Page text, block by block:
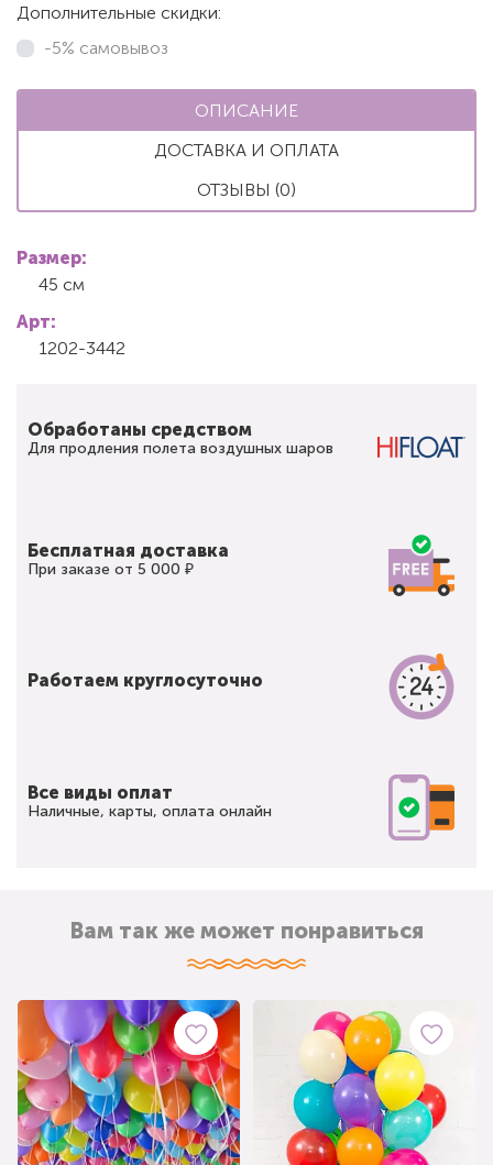
Дополнительные скидки:
-5% самовывоз
ОПИСАНИЕ
ДОСТАВКА И ОПЛАТА
ОТЗЫВЫ (0)
Размер:
45 см
Арт:
1202-3442
Обработаны средством
Для продления полета воздушных шаров
Бесплатная доставка
При заказе от 5 000 ₽
Работаем круглосуточно
Все виды оплат
Наличные, карты, оплата онлайн
Вам так же может понравиться